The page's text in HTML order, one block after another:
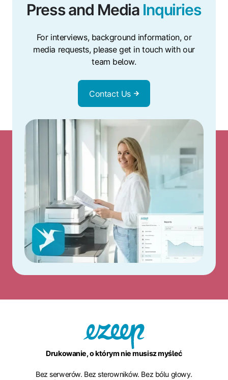
Press and Media Inquiries
For interviews, background information, or
media requests, please get in touch with our
team below.
Contact Us
Drukowanie, o którym nie musisz myśleć
Bez serwerów. Bez sterowników. Bez bólu głowy.